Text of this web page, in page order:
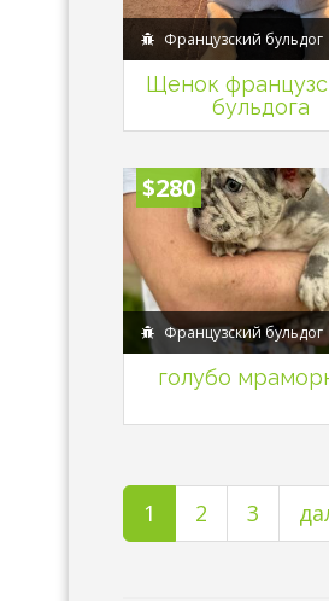
Французский бульдог
Щенок
бульдога
$280
Французский бульдог
голубо
1 2 3